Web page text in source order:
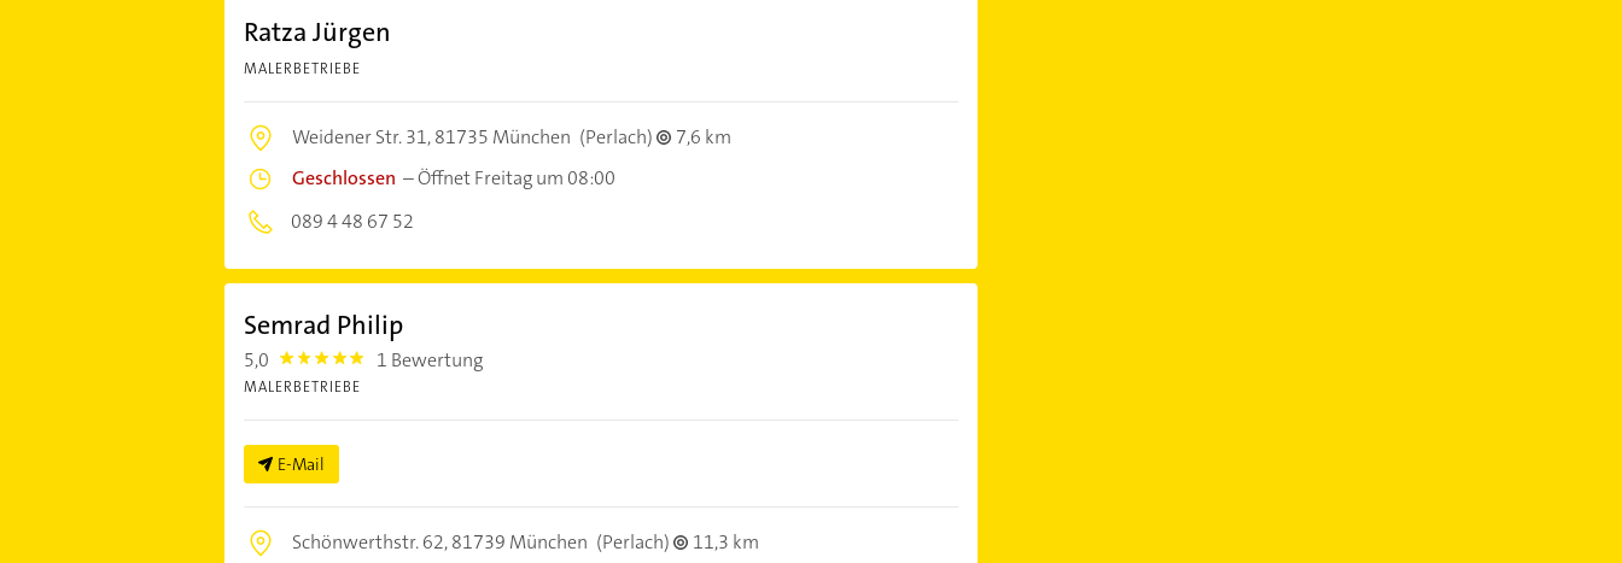
Ratza Jürgen
MALERBETRIEBE
Weidener Str. 31,81735 München (Perlach)
7,6 km
Geschlossen –Öffnet Freitag um 08:00
089 4 48 67 52
Semrad Philip
5,0 5.0 1 Bewertung
MALERBETRIEBE
E-Mail
Schönwerthstr. 62,81739 München (Perlach)
11,3 km